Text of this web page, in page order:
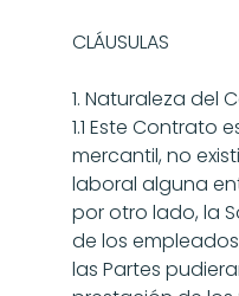
CLÁUSULAS
1. Naturaleza del
1.1 Este Contrato
mercantil, no
laboral alguna
por otro lado, la
de los
las Partes